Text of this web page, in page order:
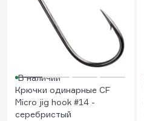
В наличии
Крючки одинарные CF
Micro jig hook #14 -
серебристый